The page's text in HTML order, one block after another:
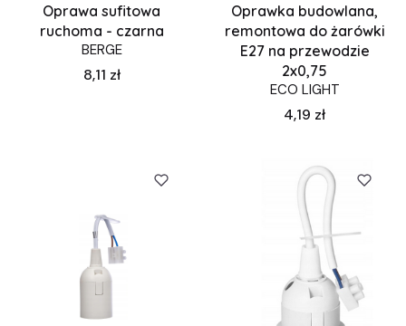
Oprawa sufitowa
ruchoma - czarna
BERGE
Cena
8,11 zł
Oprawka budowlana,
remontowa do żarówki
E27 na przewodzie
2x0,75
ECO LIGHT
Cena
4,19 zł